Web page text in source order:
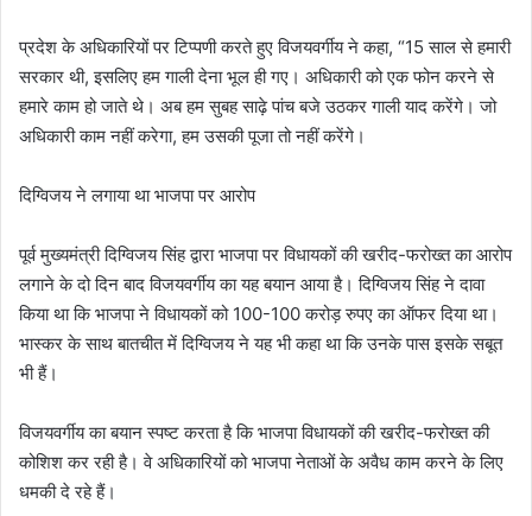
प्रदेश के अधिकारियों पर टिप्पणी करते हुए विजयवर्गीय ने कहा, “15 साल से हमारी
सरकार थी, इसलिए हम गाली देना भूल ही गए। अधिकारी को एक फोन करने से
हमारे काम हो जाते थे। अब हम सुबह साढ़े पांच बजे उठकर गाली याद करेंगे। जो
अधिकारी काम नहीं करेगा, हम उसकी पूजा तो नहीं करेंगे।
दिग्विजय ने लगाया था भाजपा पर आरोप
पूर्व मुख्यमंत्री दिग्विजय सिंह द्वारा भाजपा पर विधायकों की खरीद-फरोख्त का आरोप
लगाने के दो दिन बाद विजयवर्गीय का यह बयान आया है। दिग्विजय सिंह ने दावा
किया था कि भाजपा ने विधायकों को 100-100 करोड़ रुपए का ऑफर दिया था।
भास्कर के साथ बातचीत में दिग्विजय ने यह भी कहा था कि उनके पास इसके सबूत
भी हैं।
विजयवर्गीय का बयान स्पष्ट करता है कि भाजपा विधायकों की खरीद-फरोख्त की
कोशिश कर रही है। वे अधिकारियों को भाजपा नेताओं के अवैध काम करने के लिए
धमकी दे रहे हैं।